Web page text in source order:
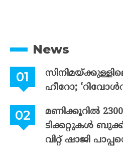
News
ഹീറോ;
മണിക്കൂറിൽ
ടിക്കറ്റുകൾ
വിറ്റ് ഷാജി